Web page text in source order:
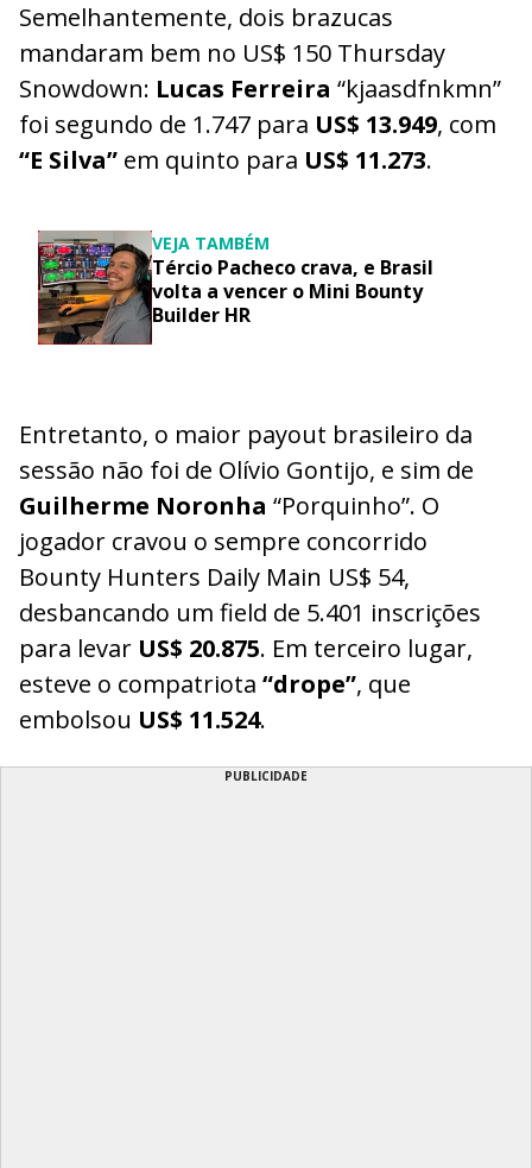
Semelhantemente, dois brazucas
mandaram bem no US$ 150 Thursday
Snowdown: Lucas Ferreira “kjaasdfnkmn”
foi segundo de 1.747 para US$ 13.949, com
“E Silva” em quinto para US$ 11.273.
VEJA TAMBÉM
Tércio Pacheco crava, e Brasil
volta a vencer o Mini Bounty
Builder HR
Entretanto, o maior payout brasileiro da
sessão não foi de Olívio Gontijo, e sim de
Guilherme Noronha “Porquinho”. O
jogador cravou o sempre concorrido
Bounty Hunters Daily Main US$ 54,
desbancando um field de 5.401 inscrições
para levar US$ 20.875. Em terceiro lugar,
esteve o compatriota “drope”, que
embolsou US$ 11.524.
PUBLICIDADE